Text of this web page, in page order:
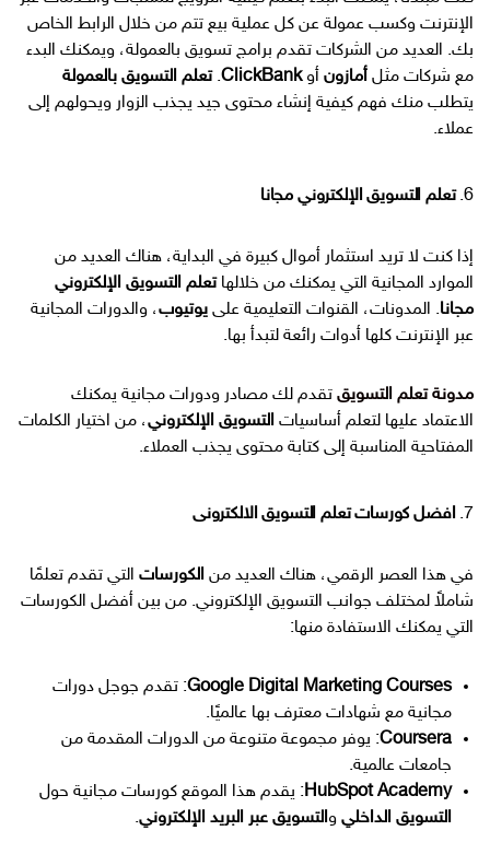
الإنترنت وكسب عمولة عن كل عملية بيع تتم من خلال الرابط الخاص
بك. العديد من الشركات تقدم برامج تسويق بالعمولة، ويمكنك البدء
مع شركات مثل أمازون أوClickBank
.تعلم التسويق بالعمولة
يتطلب منك فهم كيفية إنشاء محتوى جيد يجذب الزوار ويحولهم إلى
عملاء.
6. تعلم التسويق الإلكتروني مجانا
إذا كنت لا تريد استثمار أموال كبيرة في البداية، هناك العديد من
الموارد المجانية التي يمكنك من خلالهاتعلم التسويق الإلكتروني
مجانا. المدونات، القنوات التعليمية على يوتيوب، والدورات المجانية
عبر الإنترنت كلها أدوات رائعة لتبدأ بها.
مدونة تعلم التسويق تقدم لك مصادر ودورات مجانية يمكنك
الاعتماد عليها لتعلم أساسيات التسويق الإلكتروني، من اختيار الكلمات
المفتاحية المناسبة إلى كتابة محتوى يجذب العملاء.
7. افضل كورسات تعلم التسويق الالكترونى
في هذا العصر الرقمي، هناك العديد من الكورسات التي تقدم تعلمًا
شاملاً لمختلف جوانب التسويق الإلكتروني. من بين أفضل الكورسات
التي يمكنك الاستفادة منها:
Google Digital Marketing Courses: تقدم جوجل دورات
مجانية مع شهادات معترف بها عالميًا.
Coursera: يوفر مجموعة متنوعة من الدورات المقدمة من
جامعات عالمية.
HubSpot Academy: يقدم هذا الموقع كورسات مجانية حول
التسويق الداخلي والتسويق عبر البريد الإلكتروني.